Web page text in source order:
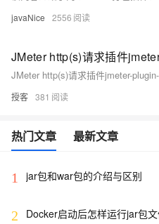
javaNice 2556
JMeter http(s)请求插件jmeter-
授客 381
热门文章 最新文章
1 jar包和war包的介绍与区别
2 Docker启动后怎样运行jar包